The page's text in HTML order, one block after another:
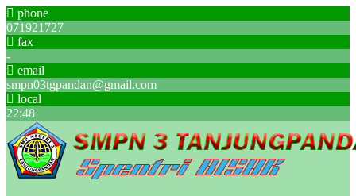
phone
071921727
fax
-
email
smpn03tgpandan@gmail.com
local
22:48